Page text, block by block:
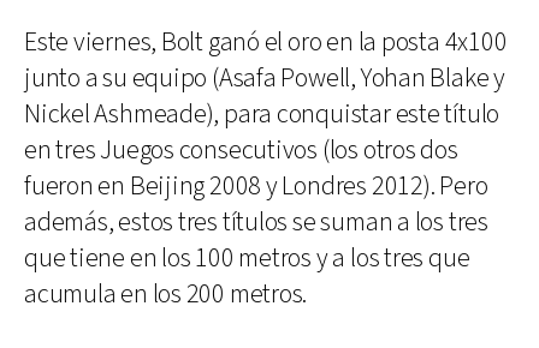
Este viernes, Bolt ganó el oro en la posta 4x100
junto a su equipo (Asafa Powell, Yohan Blake y
Nickel Ashmeade), para conquistar este título
en tres Juegos consecutivos (los otros dos
fueron en Beijing 2008 y Londres 2012). Pero
además, estos tres títulos se suman a los tres
que tiene en los 100 metros y a los tres que
acumula en los 200 metros.